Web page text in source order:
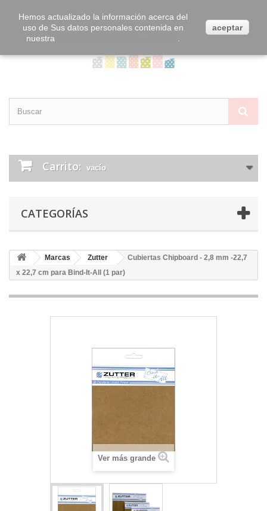
Carrito: vacío
CATEGORÍAS
Marcas Zutter
Cubiertas Chipboard - 2,8 mm -22,7
x 22,7 cm para Bind-It-All (1 par)
Ver más grande
Hemos actualizado la información acerca del
uso de Sus datos personales contenida en
nuestra
aceptar